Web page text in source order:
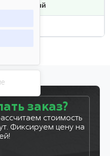
строганный
заказ?
стоимость
Фиксируем цену на